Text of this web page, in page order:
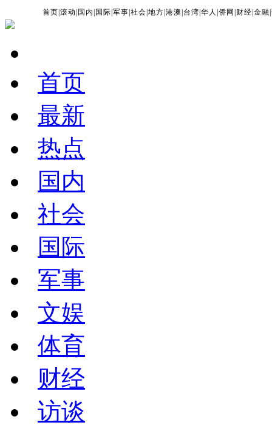
首页 |滚动 国内 国际 |军事 |社会 |地方 |港澳 台湾 |华人 |侨网 财经 |金融 |
首页
最新
热点
国内
社会
国际
军事
文娱
体育
财经
访谈